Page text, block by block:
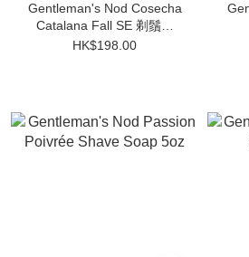
Gentleman's Nod Cosecha
Catalana Fall SE 剃鬚皂
150g
HK$198.00